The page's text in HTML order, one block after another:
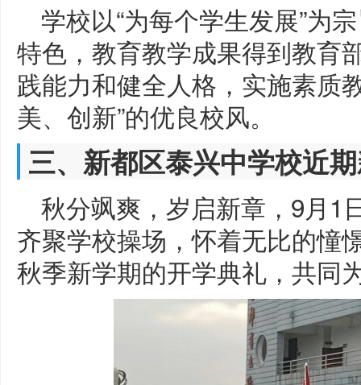
学校以“为每个学生发展”为
特色，教育教学成果得到教育
践能力和健全人格，实施素质
美、创新”的优良校风。
三、新都区泰兴中学校近
秋分飒爽，岁启新章，9月1
齐聚学校操场，怀着无比的憧
秋季新学期的开学典礼，共同